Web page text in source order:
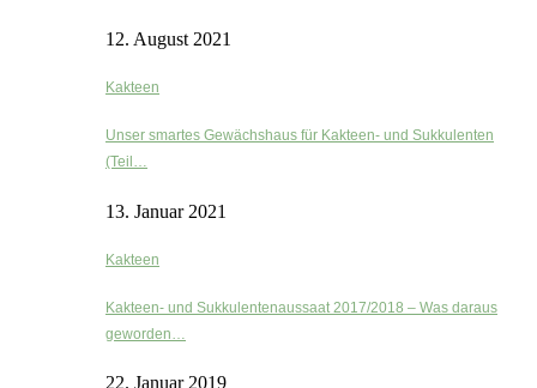
12. August 2021
Kakteen
Unser smartes Gewächshaus für Kakteen- und Sukkulenten
(Teil…
13. Januar 2021
Kakteen
Kakteen- und Sukkulentenaussaat 2017/2018 – Was daraus
geworden…
22. Januar 2019